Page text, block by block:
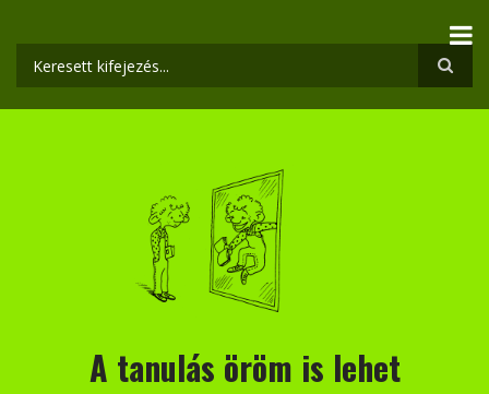
tartalomra
Keresés
A tanulás öröm is lehet